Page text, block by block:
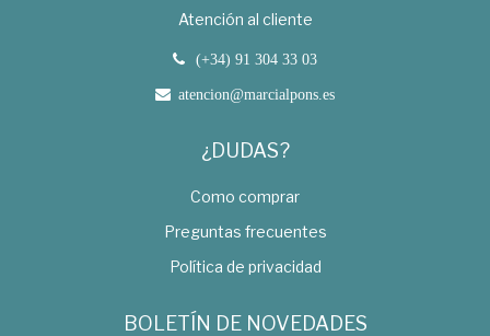
Atención al cliente
(+34) 91 304 33 03
atencion@marcialpons.es
¿DUDAS?
Como comprar
Preguntas frecuentes
Política de privacidad
BOLETÍN DE NOVEDADES